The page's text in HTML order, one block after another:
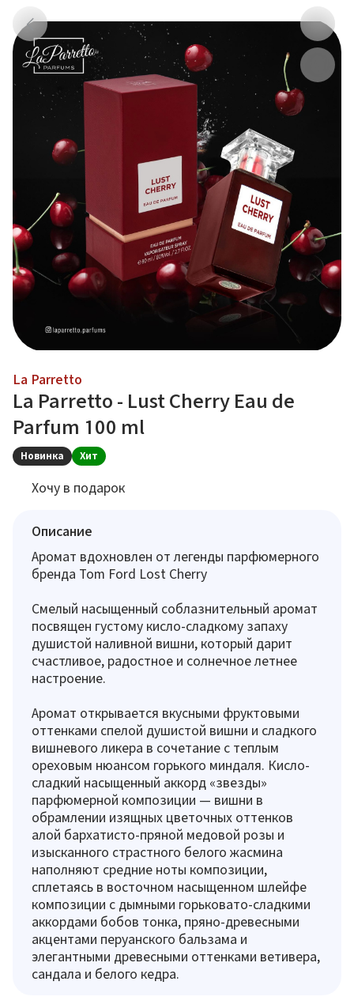
La Parretto
La Parretto - Lust Cherry Eau de
Parfum 100 ml
Новинка Хит
Хочу в подарок
Описание
Аромат вдохновлен от легенды парфюмерного
бренда Tom Ford Lost Cherry
Смелый насыщенный соблазнительный аромат
посвящен густому кисло-сладкому запаху
душистой наливной вишни, который дарит
счастливое, радостное и солнечное летнее
настроение.
Аромат открывается вкусными фруктовыми
оттенками спелой душистой вишни и сладкого
вишневого ликера в сочетание с теплым
ореховым нюансом горького миндаля. Кисло-
сладкий насыщенный аккорд «звезды»
парфюмерной композиции — вишни в
обрамлении изящных цветочных оттенков
алой бархатисто-пряной медовой розы и
изысканного страстного белого жасмина
наполняют средние ноты композиции,
сплетаясь в восточном насыщенном шлейфе
композиции с дымными горьковато-сладкими
аккордами бобов тонка, пряно-древесными
акцентами перуанского бальзама и
элегантными древесными оттенками ветивера,
сандала и белого кедра.